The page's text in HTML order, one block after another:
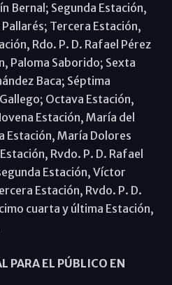
Bernal; Segunda Estación,
Tercera Estación,
Rdo. P. D. Rafael Pérez
Paloma Saborido; Sexta
Baca; Séptima
Octava Estación,
Estación, María del
Estación, María Dolores
Rvdo. P. D. Rafael
Estación, Víctor
Estación, Rvdo. P. D.
cuarta y última Estación,
PARA EL PÚBLICO EN